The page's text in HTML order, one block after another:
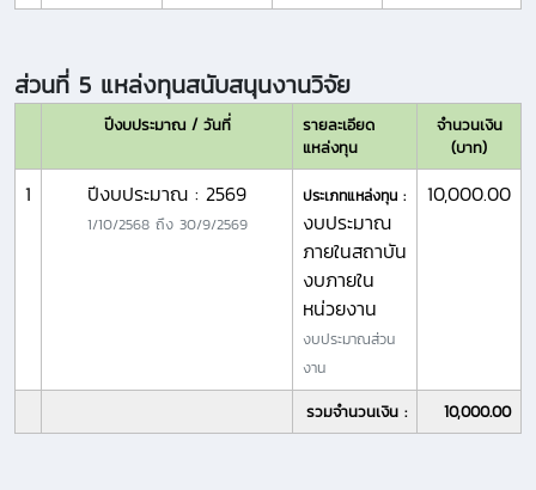
ส่วนที่ 5 แหล่งทุนสนับสนุนงานวิจัย
ปีงบประมาณ / วันที่
รายละเอียด
แหล่งทุน
จำนวนเงิน
(บาท)
1 ปีงบประมาณ : 2569
1/10/2568ถึง 30/9/2569
ประเภทแหล่งทุน :
งบประมาณ
ภายในสถาบัน
งบภายใน
หน่วยงาน
งบประมาณส่วน
งาน
10,000.00
รวมจำนวนเงิน : 10,000.00